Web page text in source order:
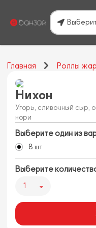
Главная Роллы
Нихон
Угорь, сливочный сыр,
нори
Выберите один из
8 шт
Выберите
1